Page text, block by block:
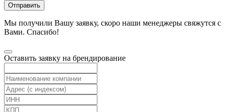
Отправить
Мы получили Вашу заявку, скоро наши менеджеры свяжутся с
Вами. Спасибо!
Оставить заявку на брендирование